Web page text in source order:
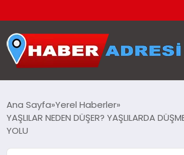
GÜNDEM
Ana Sayfa Yerel Haberler
YAŞLILAR NEDEN DÜŞER? YAŞLILARDA
YOLU